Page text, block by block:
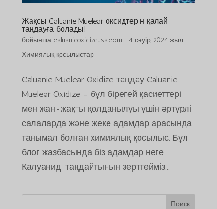
Жақсы Caluanie Muelear оксидтерін қалай
таңдауға болады!
бойынша caluanieoxidizeusa.com | 4 сәуір, 2024 жыл|
Химиялық қосылыстар
Caluanie Muelear Oxidize таңдау Caluanie
Muelear Oxidize - бұл бірегей қасиеттері
мен жан-жақты қолданылуы үшін әртүрлі
салаларда және жеке адамдар арасында
танымал болған химиялық қосылыс. Бұл
блог жазбасында біз адамдар неге
Калуаниді таңдайтынын зерттейміз...
Поиск